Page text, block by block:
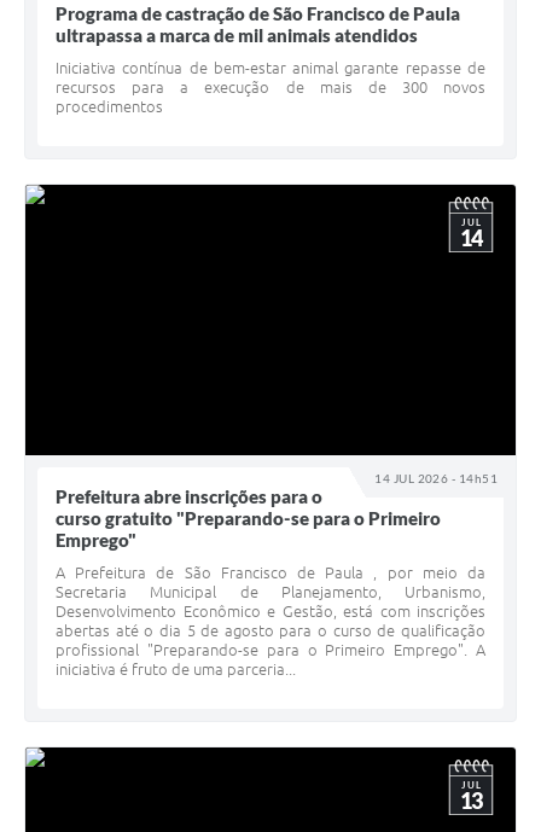
Programa de castração de São Francisco de Paula
ultrapassa a marca de mil animais atendidos
Iniciativa contínua de bem-estar animal garante repasse de
recursos para a execução de mais de 300 novos
procedimentos
14 JUL 2026 - 14h51
JUL
14
Prefeitura abre inscrições para o
curso gratuito "Preparando-se para o Primeiro
Emprego"
A Prefeitura de São Francisco de Paula , por meio da
Secretaria Municipal de Planejamento, Urbanismo,
Desenvolvimento Econômico e Gestão, está com inscrições
abertas até o dia 5 de agosto para o curso de qualificação
profissional "Preparando-se para o Primeiro Emprego". A
iniciativa é fruto de uma parceria...
JUL
13